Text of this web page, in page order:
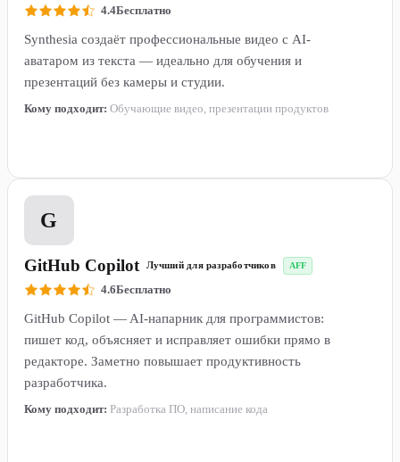
4.4Бесплатно
Synthesia создаёт профессиональные видео с AI-
аватаром из текста — идеально для обучения и
презентаций без камеры и студии.
Кому подходит: Обучающие видео, презентации продуктов
G
GitHub Copilot Лучший для разработчиков AFF
4.6Бесплатно
GitHub Copilot — AI-напарник для программистов:
пишет код, объясняет и исправляет ошибки прямо в
редакторе. Заметно повышает продуктивность
разработчика.
Кому подходит: Разработка ПО, написание кода